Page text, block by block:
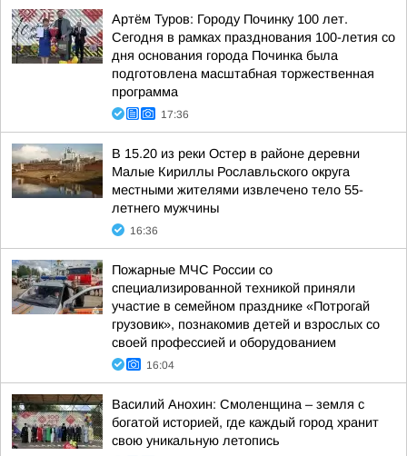
Артём Туров: Городу Починку 100 лет.
Сегодня в рамках празднования 100-летия со
дня основания города Починка была
подготовлена масштабная торжественная
программа
17:36
В 15.20 из реки Остер в районе деревни
Малые Кириллы Рославльского округа
местными жителями извлечено тело 55-
летнего мужчины
16:36
Пожарные МЧС России со
специализированной техникой приняли
участие в семейном празднике «Потрогай
грузовик», познакомив детей и взрослых со
своей профессией и оборудованием
16:04
Василий Анохин: Смоленщина – земля с
богатой историей, где каждый город хранит
свою уникальную летопись